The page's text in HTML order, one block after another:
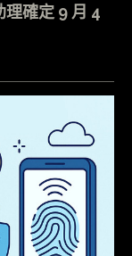
確定 9 月 4